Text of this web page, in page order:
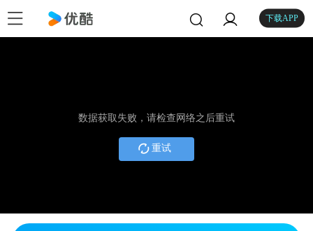
下载APP
数据获取失败，请检查网络之后重试
重试